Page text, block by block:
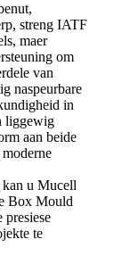
streng IATF
maer
om
van
naspeurbare
in
liggewig
aan beide
moderne
kan u Mucell
Box Mould
presiese
te